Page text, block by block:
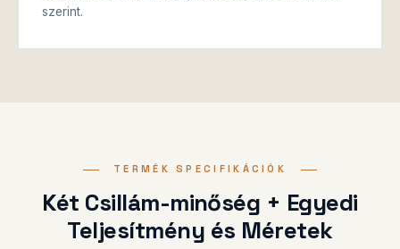
szerint.
TERMÉK SPECIFIKÁCIÓK
Két Csillám-minőség + Egyedi
Teljesítmény és Méretek